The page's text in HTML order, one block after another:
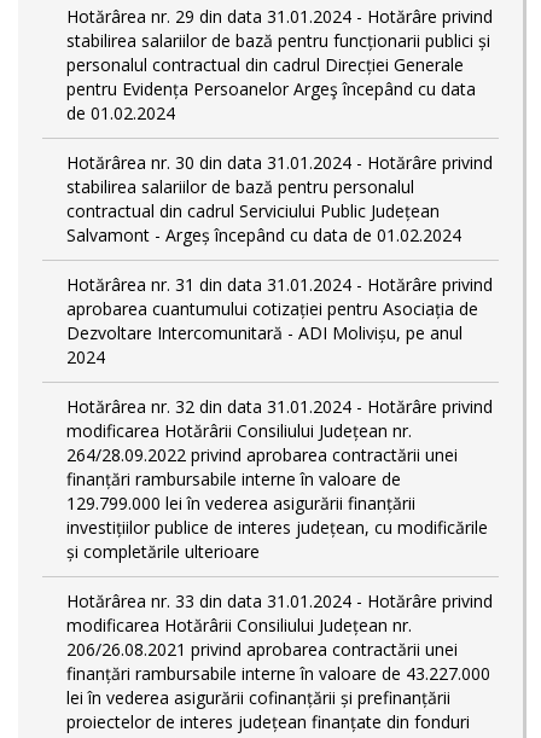
Hotărârea nr. 29 din data 31.01.2024 - Hotărâre privind
stabilirea salariilor de bază pentru funcționarii publici și
personalul contractual din cadrul Direcției Generale
pentru Evidența Persoanelor Argeş începând cu data
de 01.02.2024
Hotărârea nr. 30 din data 31.01.2024 - Hotărâre privind
stabilirea salariilor de bază pentru personalul
contractual din cadrul Serviciului Public Județean
Salvamont - Argeș începând cu data de 01.02.2024
Hotărârea nr. 31 din data 31.01.2024 - Hotărâre privind
aprobarea cuantumului cotizației pentru Asociația de
Dezvoltare Intercomunitară - ADI Molivișu, pe anul
2024
Hotărârea nr. 32 din data 31.01.2024 - Hotărâre privind
modificarea Hotărârii Consiliului Județean nr.
264/28.09.2022 privind aprobarea contractării unei
finanțări rambursabile interne în valoare de
129.799.000 lei în vederea asigurării finanțării
investițiilor publice de interes județean, cu modificările
și completările ulterioare
Hotărârea nr. 33 din data 31.01.2024 - Hotărâre privind
modificarea Hotărârii Consiliului Județean nr.
206/26.08.2021 privind aprobarea contractării unei
finanțări rambursabile interne în valoare de 43.227.000
lei în vederea asigurării cofinanțării și prefinanțării
proiectelor de interes județean finanțate din fonduri